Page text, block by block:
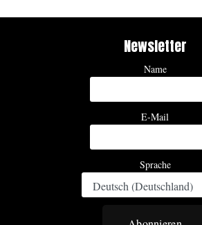
Newsletter
Name
E-Mail
Sprache